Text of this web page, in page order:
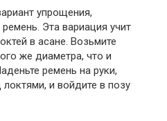
упрощения,
Эта вариация учит
в асане. Возьмите
же диаметра, что и
ремень на руки,
и войдите в позу